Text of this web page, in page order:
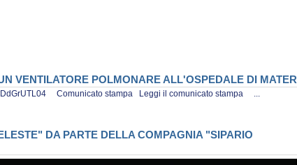
VENTILATORE POLMONARE ALL'OSPEDALE DI
Comunicato stampa Leggi il comunicato stampa ...
DA PARTE DELLA COMPAGNIA "SIPARIO